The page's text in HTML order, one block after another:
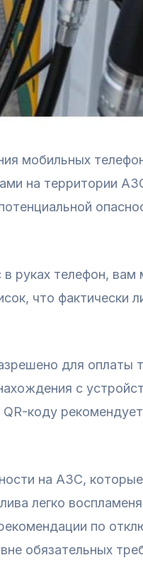
мобильных
на территории
руках телефон,
что фактически
для оплаты
с
коду
на АЗС,
легко
по
обязательных